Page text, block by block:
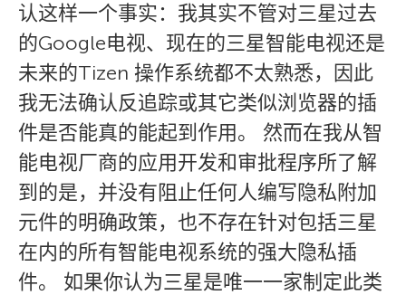
认这样一个事实：我其实不管对三星过去
的Google电视、现在的三星智能电视还是
未来的Tizen 操作系统都不太熟悉，因此
我无法确认反追踪或其它类似浏览器的插
件是否能真的能起到作用。 然而在我从智
能电视厂商的应用开发和审批程序所了解
到的是，并没有阻止任何人编写隐私附加
元件的明确政策，也不存在针对包括三星
在内的所有智能电视系统的强大隐私插
件。 如果你认为三星是唯一一家制定此类